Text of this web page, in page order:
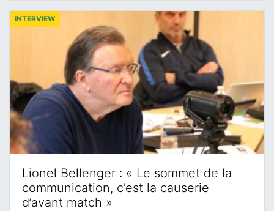
Lionel Bellenger : « Le sommet de la
communication, c’est la causerie
d’avant match »
INTERVIEW